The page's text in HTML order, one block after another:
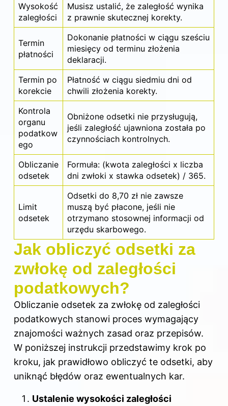
Wysokość
zaległości
Musisz ustalić, że zaległość wynika
z prawnie skutecznej korekty.
Termin
płatności
Dokonanie płatności w ciągu sześciu
miesięcy od terminu złożenia
deklaracji.
Termin po
korekcie
Płatność w ciągu siedmiu dni od
chwili złożenia korekty.
Kontrola
organu
podatkow
ego
Obniżone odsetki nie przysługują,
jeśli zaległość ujawniona została po
czynnościach kontrolnych.
Obliczanie
odsetek
Formuła: (kwota zaległości x liczba
dni zwłoki x stawka odsetek) / 365.
Limit
odsetek
Odsetki do 8,70 zł nie zawsze
muszą być płacone, jeśli nie
otrzymano stosownej informacji od
urzędu skarbowego.
Jak obliczyć odsetki za
zwłokę od zaległości
podatkowych?
Obliczanie odsetek za zwłokę od zaległości
podatkowych stanowi proces wymagający
znajomości ważnych zasad oraz przepisów.
W poniższej instrukcji przedstawimy krok po
kroku, jak prawidłowo obliczyć te odsetki, aby
uniknąć błędów oraz ewentualnych kar.
Ustalenie wysokości zaległości